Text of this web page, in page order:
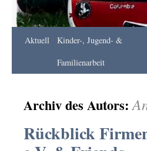
Apotheke
Aktuell
Kinder-, Jugend- &
Familienarbeit
Archiv des Autors:
Rückblick